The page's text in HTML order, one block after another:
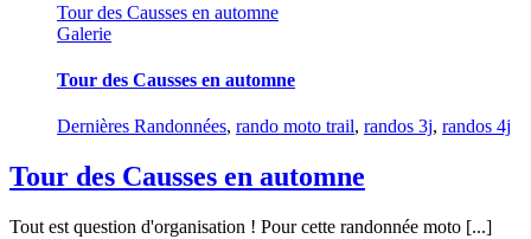
Tour des Causses en automne
Galerie
Tour des Causses en automne
Dernières Randonnées, rando moto trail, randos 3j, randos 4j
Tour des Causses en automne
Tout est question d'organisation ! Pour cette randonnée moto [...]